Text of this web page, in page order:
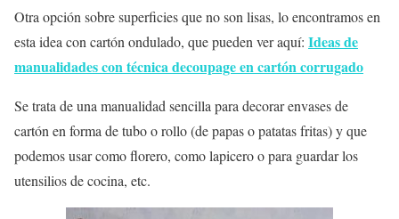
Otra opción sobre superficies que no son lisas, lo encontramos en
esta idea con cartón ondulado, que pueden ver aquí: Ideas de
manualidades con técnica decoupage en cartón corrugado
Se trata de una manualidad sencilla para decorar envases de
cartón en forma de tubo o rollo (de papas o patatas fritas) y que
podemos usar como florero, como lapicero o para guardar los
utensilios de cocina, etc.